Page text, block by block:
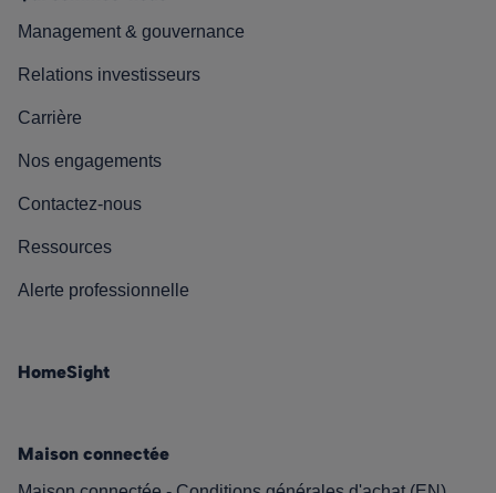
Management & gouvernance
Relations investisseurs
Carrière
Nos engagements
Contactez-nous
Ressources
Alerte professionnelle
HomeSight
Maison connectée